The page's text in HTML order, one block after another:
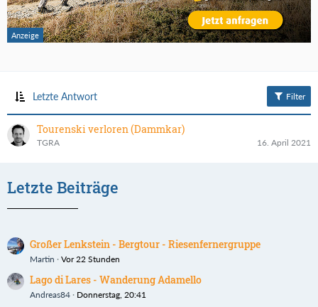
Letzte Antwort Filter
Tourenski verloren (Dammkar)
TGRA 16. April 2021
Letzte Beiträge
Großer Lenkstein - Bergtour - Riesenfernergruppe
Martin Vor 22 Stunden
Lago di Lares - Wanderung Adamello
Andreas84 Donnerstag, 20:41